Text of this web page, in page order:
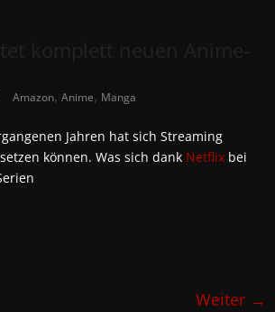
Amazon, Anime, Manga
Jahren hat sich Streaming
können. Was sich dank Netflix bei
Weiter →